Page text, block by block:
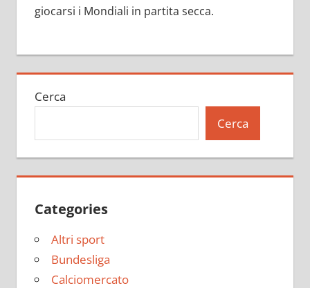
giocarsi i Mondiali in partita secca.
Cerca
Cerca
Categories
Altri sport
Bundesliga
Calciomercato